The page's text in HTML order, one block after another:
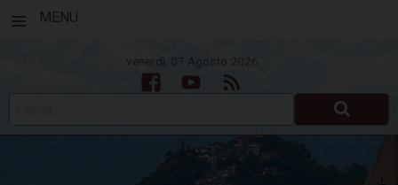
MENU
venerdì, 07 Agosto 2026
FacebookYoutubeFeed